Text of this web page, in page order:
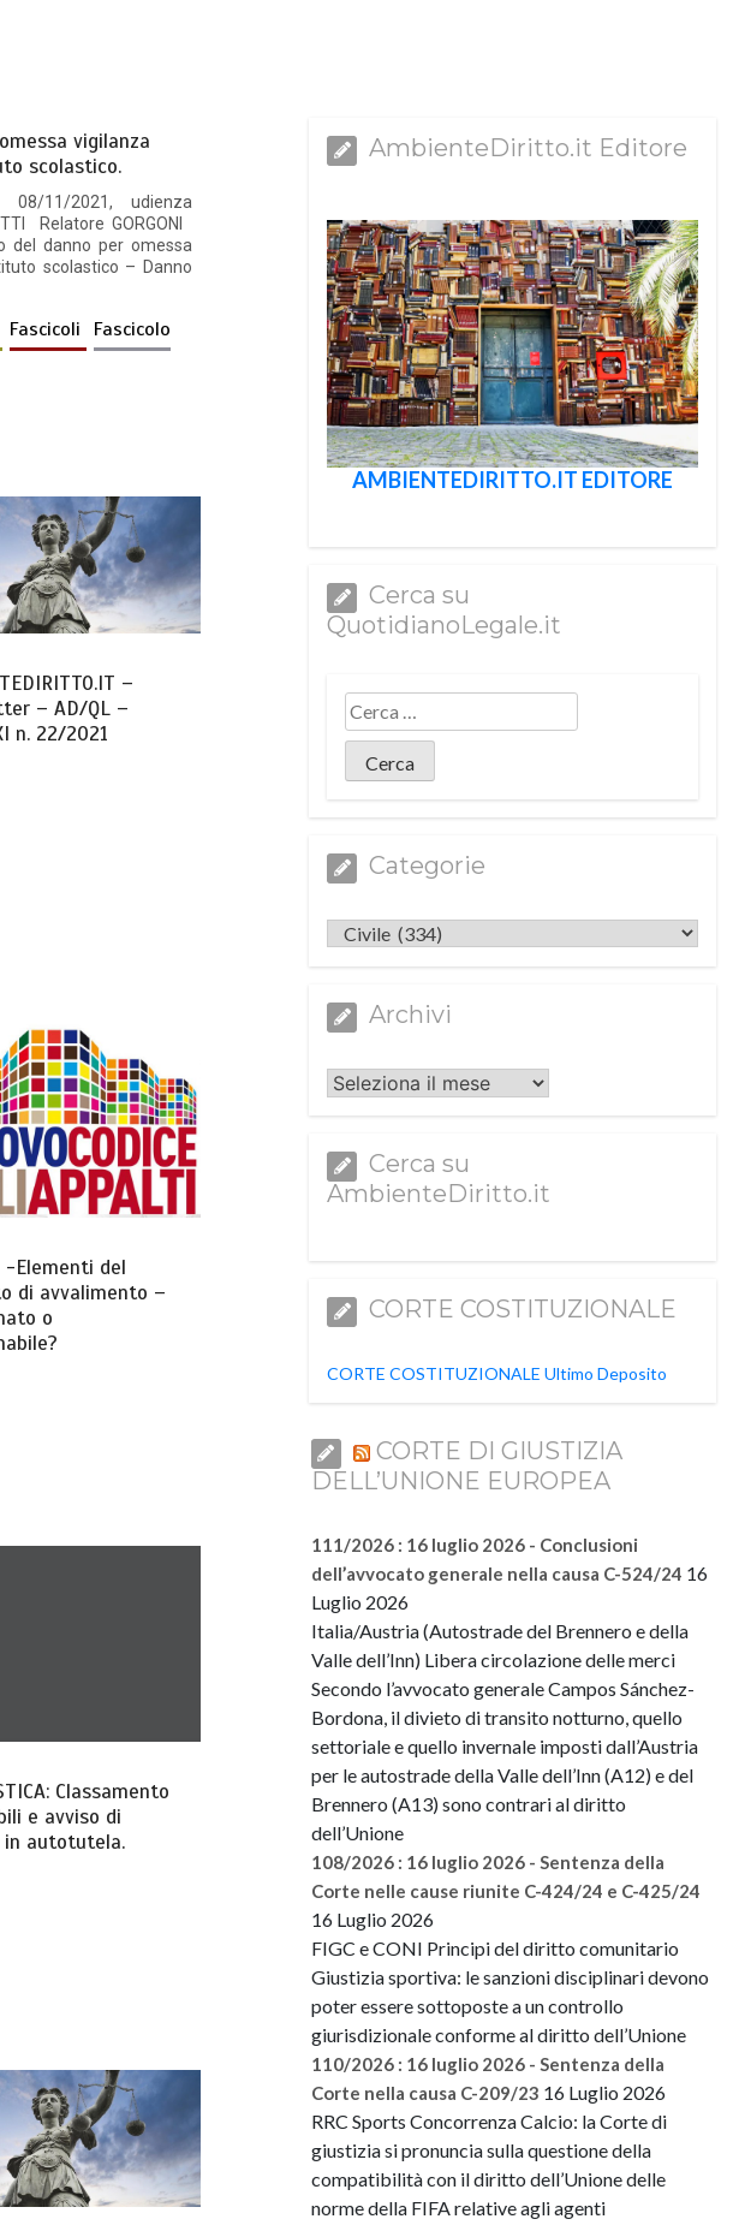
vigilanza
scolastico.
08/11/2021, udienza
Relatore GORGONI
del danno per omessa
scolastico – Danno
Fascicoli
Fascicolo
–
– AD/QL –
n. 22/2021
-Elementi del
di avvalimento –
o
Classamento
e avviso di
autotutela.
AmbienteDiritto.it Editore
AMBIENTEDIRITTO.IT EDITORE
Cerca su
QuotidianoLegale.it
Categorie
Categorie
Archivi
Archivi
Cerca su
AmbienteDiritto.it
CORTE COSTITUZIONALE
CORTE COSTITUZIONALE Ultimo Deposito
CORTE DI GIUSTIZIA
DELL’UNIONE EUROPEA
111/2026 : 16 luglio 2026 - Conclusioni
dell’avvocato generale nella causa C-524/24 16
Luglio 2026
Italia/Austria (Autostrade del Brennero e della
Valle dell’Inn) Libera circolazione delle merci
Secondo l’avvocato generale Campos Sánchez-
Bordona, il divieto di transito notturno, quello
settoriale e quello invernale imposti dall’Austria
per le autostrade della Valle dell’Inn (A12) e del
Brennero (A13) sono contrari al diritto
dell’Unione
108/2026 : 16 luglio 2026 - Sentenza della
Corte nelle cause riunite C-424/24 e C-425/24
16 Luglio 2026
FIGC e CONI Principi del diritto comunitario
Giustizia sportiva: le sanzioni disciplinari devono
poter essere sottoposte a un controllo
giurisdizionale conforme al diritto dell’Unione
110/2026 : 16 luglio 2026 - Sentenza della
Corte nella causa C-209/23 16 Luglio 2026
RRC Sports Concorrenza Calcio: la Corte di
giustizia si pronuncia sulla questione della
compatibilità con il diritto dell’Unione delle
norme della FIFA relative agli agenti